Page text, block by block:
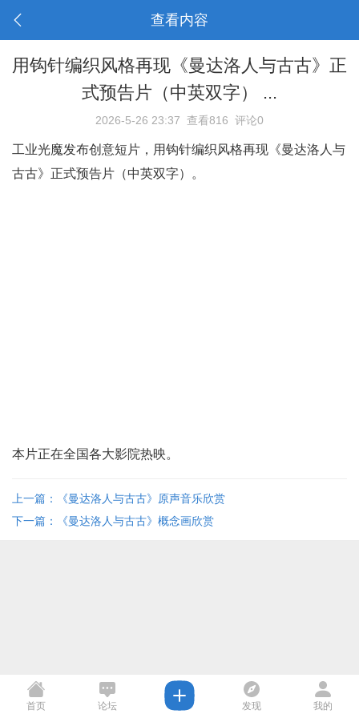
查看内容
用钩针编织风格再现《曼达洛人与古古》正
式预告片（中英双字） ...
2026-5-26 23:37 查看816 评论0
工业光魔发布创意短片，用钩针编织风格再现《曼达洛人与
古古》正式预告片（中英双字）。
本片正在全国各大影院热映。
上一篇：《曼达洛人与古古》原声音乐欣赏
下一篇：《曼达洛人与古古》概念画欣赏
首页 论坛 发现 我的